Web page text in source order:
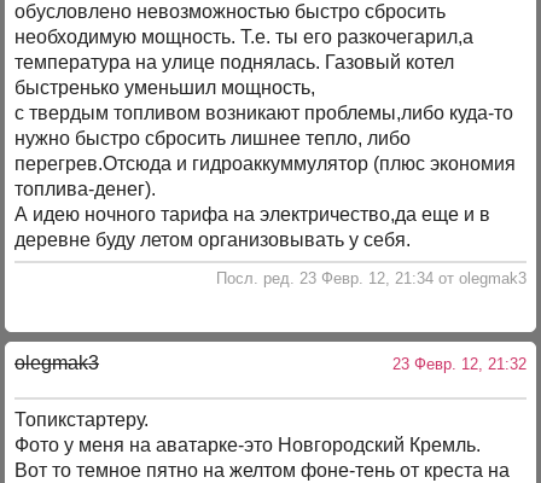
обусловлено невозможностью быстро сбросить
необходимую мощность. Т.е. ты его разкочегарил,а
температура на улице поднялась. Газовый котел
быстренько уменьшил мощность,
с твердым топливом возникают проблемы,либо куда-то
нужно быстро сбросить лишнее тепло, либо
перегрев.Отсюда и гидроаккуммулятор (плюс экономия
топлива-денег).
А идею ночного тарифа на электричество,да еще и в
деревне буду летом организовывать у себя.
Посл. ред. 23 Февр. 12, 21:34 от olegmak3
olegmak3 23 Февр. 12, 21:32
Топикстартеру.
Фото у меня на аватарке-это Новгородский Кремль.
Вот то темное пятно на желтом фоне-тень от креста на